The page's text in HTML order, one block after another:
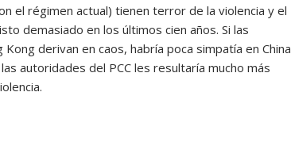
el régimen actual) tienen terror de la violencia y el
demasiado en los últimos cien años. Si las
derivan en caos, habría poca simpatía en China
autoridades del PCC les resultaría mucho más